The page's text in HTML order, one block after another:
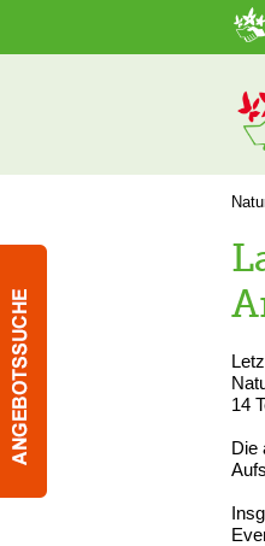
➜ Hauptregion der Seite anspringen
14
Die